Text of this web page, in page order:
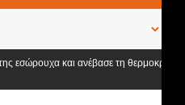
και ανέβασε τη θερμοκρασία